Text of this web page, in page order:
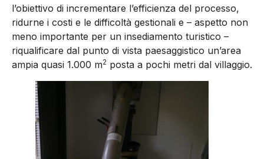
l’obiettivo di incrementare l’efficienza del processo,
ridurne i costi e le difficoltà gestionali e – aspetto non
meno importante per un insediamento turistico –
riqualificare dal punto di vista paesaggistico un’area
ampia quasi 1.000 m2 posta a pochi metri dal villaggio.